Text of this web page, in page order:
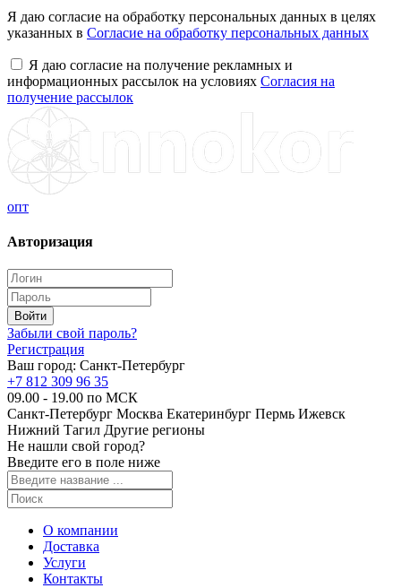
Я даю согласие на обработку персональных данных в целях
указанных в Согласие на обработку персональных данных
Я даю согласие на получение рекламных и
информационных рассылок на условиях Согласия на
получение рассылок
опт
Авторизация
Забыли свой пароль?
Регистрация
Ваш город: Санкт-Петербург
+7 812 309 96 35
09.00 - 19.00 по МСК
Санкт-Петербург Москва Екатеринбург Пермь Ижевск
Нижний Тагил Другие регионы
Не нашли свой город?
Введите его в поле ниже
О компании
Доставка
Услуги
Контакты